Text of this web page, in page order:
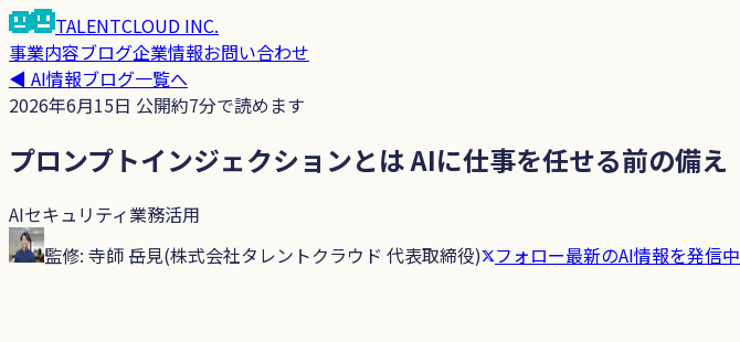
TALENTCLOUD INC.
事業内容ブログ企業情報お問い合わせ
◀ AI情報ブログ一覧へ
2026年6月15日 公開約7分で読めます
プロンプトインジェクションとは AIに仕事を任せる前の備え
AIセキュリティ業務活用
監修: 寺師 岳見(株式会社タレントクラウド 代表取締役) フォロー最新のAI情報を発信中